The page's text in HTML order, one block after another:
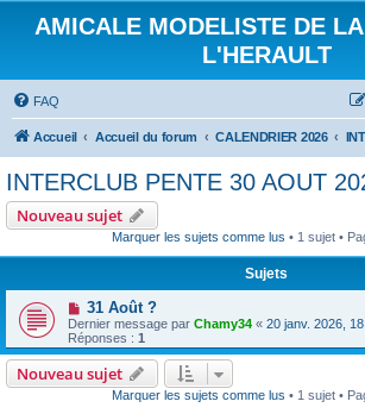
AMICALE MODELISTE DE
L'HERAULT
FAQ
Accueil Accueil du forum CALENDRIER 2026
INTERCLUB PENTE 30 AOUT
Nouveau sujet
Marquer les sujets comme lus • 1 sujet •
Sujets
31 Août ?
Dernier message par Chamy34 « 20 janv. 2026,
Réponses : 1
Nouveau sujet
Marquer les sujets comme lus • 1 sujet •